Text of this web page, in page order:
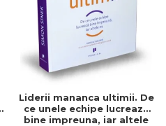
Liderii mananca ultimii. De
ce unele echipe lucreaza
bine impreuna, iar altele